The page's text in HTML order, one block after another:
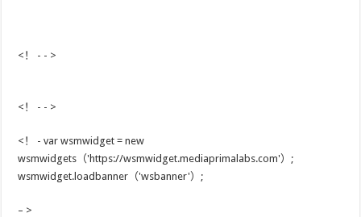
<！ - - >
<！ - - >
<！ - var wsmwidget = new
wsmwidgets（'https://wsmwidget.mediaprimalabs.com'）;
wsmwidget.loadbanner（'wsbanner'）;
– >